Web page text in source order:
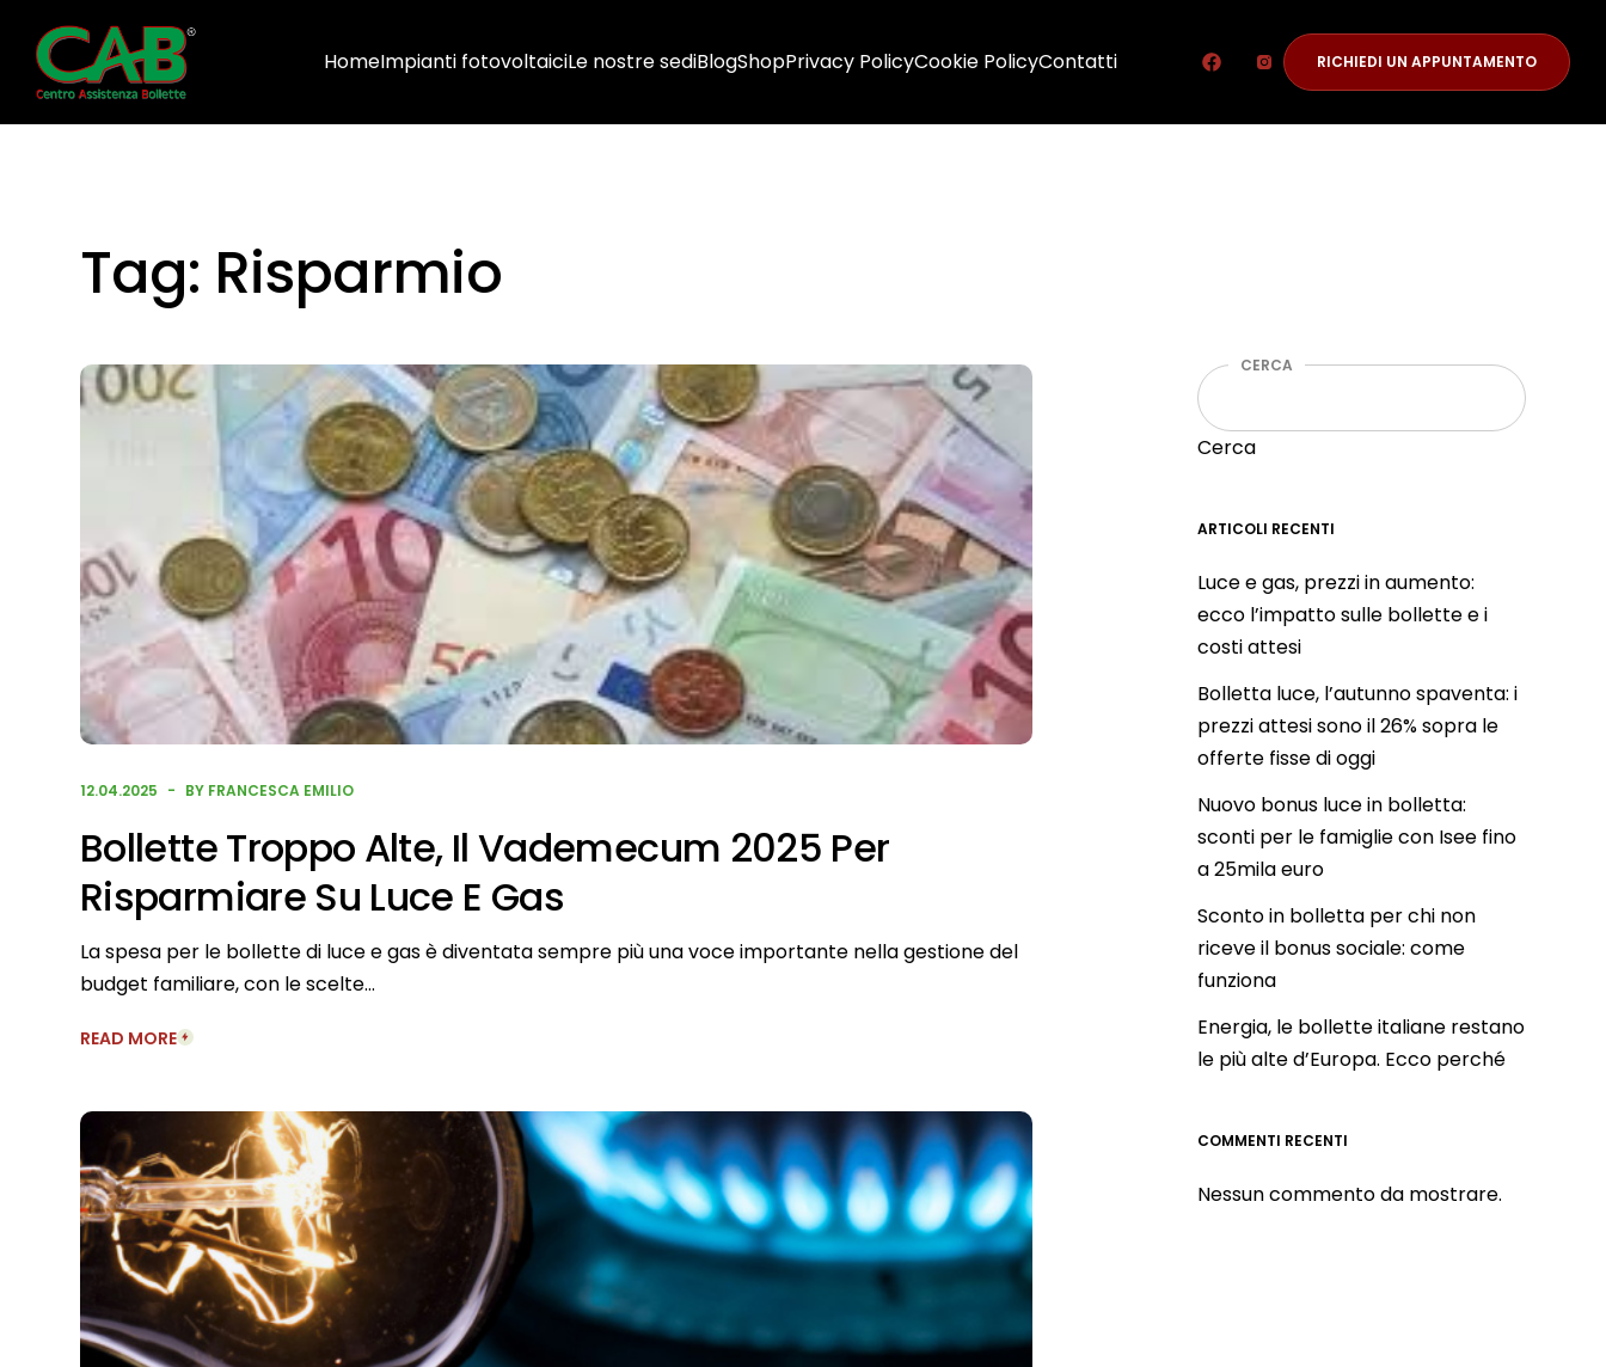
HomeImpianti fotovoltaiciLe nostre sediBlogShopPrivacy PolicyCookie PolicyContatti RICHIEDI UN APPUNTAMENTO
Tag: Risparmio
12.04.2025 BY FRANCESCA EMILIO
Bollette Troppo Alte, Il Vademecum 2025 Per
Risparmiare Su Luce E Gas
La spesa per le bollette di luce e gas è diventata sempre più una voce importante nella gestione del
budget familiare, con le scelte…
READ MORE
CERCA
Cerca
ARTICOLI RECENTI
Luce e gas, prezzi in aumento:
ecco l’impatto sulle bollette e i
costi attesi
Bolletta luce, l’autunno spaventa: i
prezzi attesi sono il 26% sopra le
offerte fisse di oggi
Nuovo bonus luce in bolletta:
sconti per le famiglie con Isee fino
a 25mila euro
Sconto in bolletta per chi non
riceve il bonus sociale: come
funziona
Energia, le bollette italiane restano
le più alte d’Europa. Ecco perché
COMMENTI RECENTI
Nessun commento da mostrare.